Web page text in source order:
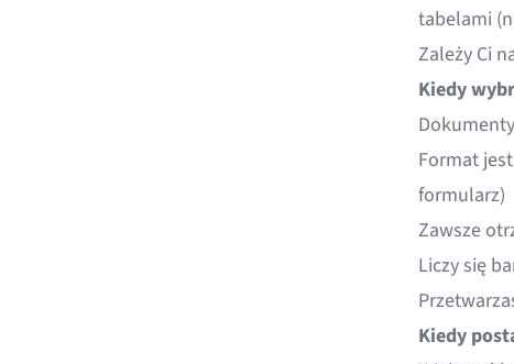
tabelami
Zależy Ci
Kiedy
Format
formularz)
Zawsze
Liczy się
Kiedy